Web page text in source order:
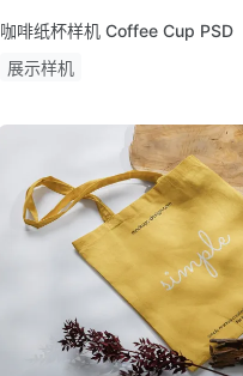
咖啡纸杯样机 Coffee Cup PSD
展示样机